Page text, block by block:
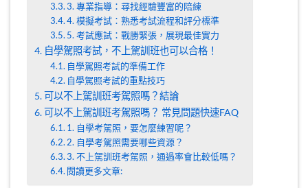
3. 專業指導：尋找經驗豐富的陪練
4. 模擬考試：熟悉考試流程和評分標準
5. 考試應試：戰勝緊張，展現最佳實力
自學駕照考試，不上駕訓班也可以合格！
自學駕照考試的準備工作
自學駕照考試的重點技巧
可以不上駕訓班考駕照嗎？結論
可以不上駕訓班考駕照嗎？ 常見問題快速FAQ
1. 自學考駕照，要怎麼練習呢？
2. 自學考駕照需要哪些資源？
3. 不上駕訓班考駕照，通過率會比較低嗎？
閱讀更多文章: